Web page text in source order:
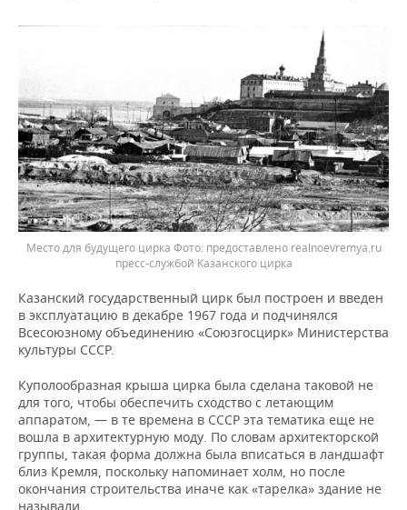
Место для будущего цирка
предоставлено realnoevremya.ru
пресс-службой Казанского цирка
Казанский государственный цирк был построен и введен
в эксплуатацию в декабре 1967 года и подчинялся
Всесоюзному объединению «Союзгосцирк» Министерства
культуры СССР.
Куполообразная крыша цирка была сделана таковой не
для того, чтобы обеспечить сходство с летающим
аппаратом, — в те времена в СССР эта тематика еще не
вошла в архитектурную моду. По словам архитекторской
группы, такая форма должна была вписаться в ландшафт
близ Кремля, поскольку напоминает холм, но после
окончания строительства иначе как «тарелка» здание не
называли.